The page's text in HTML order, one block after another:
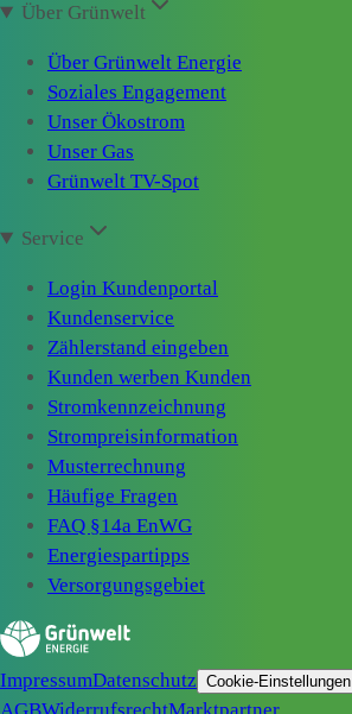
Über Grünwelt
Über Grünwelt Energie
Soziales Engagement
Unser Ökostrom
Unser Gas
Grünwelt TV-Spot
Service
Login Kundenportal
Kundenservice
Zählerstand eingeben
Kunden werben Kunden
Stromkennzeichnung
Strompreisinformation
Musterrechnung
Häufige Fragen
FAQ §14a EnWG
Energiespartipps
Versorgungsgebiet
ImpressumDatenschutz Cookie-Einstellungen